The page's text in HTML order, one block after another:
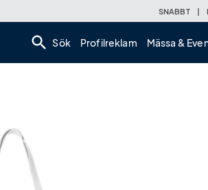
SNABBT |
search Sök Profilreklam Mässa &